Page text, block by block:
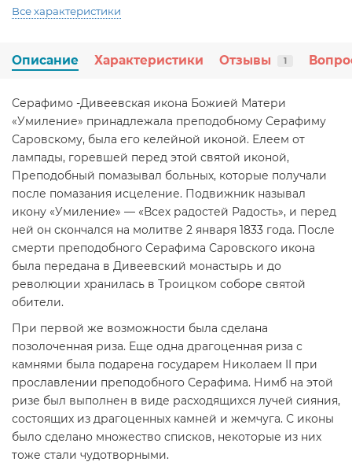
Все характеристики
Описание Характеристики Отзывы 1
Серафимо -Дивеевская икона Божией Матери
«Умиление» принадлежала преподобному Серафиму
Саровскому, была его келейной иконой. Елеем от
лампады, горевшей перед этой святой иконой,
Преподобный помазывал больных, которые получали
после помазания исцеление. Подвижник называл
икону «Умиление» — «Всех радостей Радость», и перед
ней он скончался на молитве 2 января 1833 года. После
смерти преподобного Серафима Саровского икона
была передана в Дивеевский монастырь и до
революции хранилась в Троицком соборе святой
обители.
При первой же возможности была сделана
позолоченная риза. Еще одна драгоценная риза с
камнями была подарена государем Николаем II при
прославлении преподобного Серафима. Нимб на этой
ризе был выполнен в виде расходящихся лучей сияния,
состоящих из драгоценных камней и жемчуга. С иконы
было сделано множество списков, некоторые из них
тоже стали чудотворными.